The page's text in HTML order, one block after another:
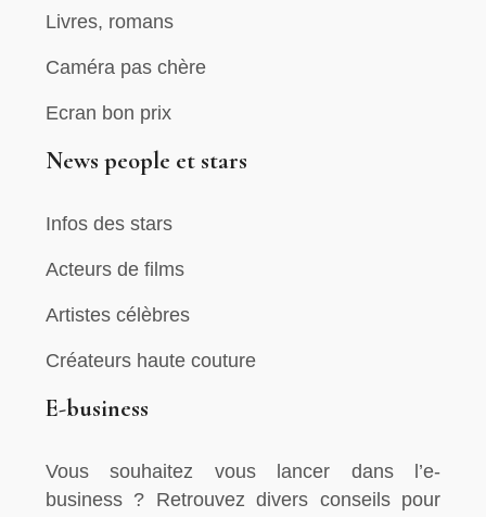
Livres, romans
Caméra pas chère
Ecran bon prix
News people et stars
Infos des stars
Acteurs de films
Artistes célèbres
Créateurs haute couture
E-business
Vous souhaitez vous lancer dans l’e-
business ? Retrouvez divers conseils pour